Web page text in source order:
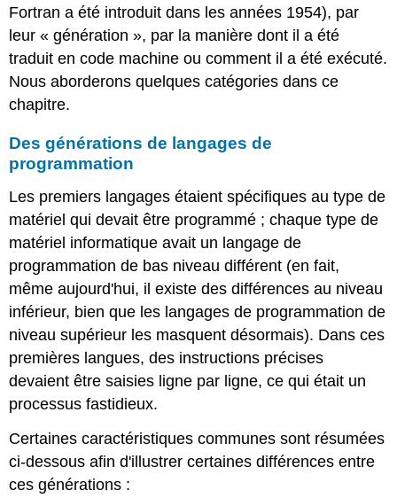
Fortran a été introduit dans les années 1954), par
leur « génération », par la manière dont il a été
traduit en code machine ou comment il a été exécuté.
Nous aborderons quelques catégories dans ce
chapitre.
Des générations de langages de
programmation
Les premiers langages étaient spécifiques au type de
matériel qui devait être programmé ; chaque type de
matériel informatique avait un langage de
programmation de bas niveau différent (en fait,
même aujourd'hui, il existe des différences au niveau
inférieur, bien que les langages de programmation de
niveau supérieur les masquent désormais). Dans ces
premières langues, des instructions précises
devaient être saisies ligne par ligne, ce qui était un
processus fastidieux.
Certaines caractéristiques communes sont résumées
ci-dessous afin d'illustrer certaines différences entre
ces générations :